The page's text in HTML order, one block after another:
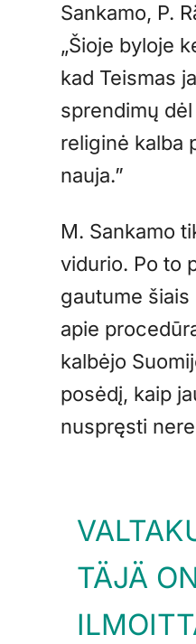
Sankamo, P.
„Šioje byloje
kad Teismas
sprendimų
religinė kalba
nauja.”
M. Sankamo
vidurio. Po to
gautume šiais
apie
kalbėjo
posėdį, kaip
nuspręsti
TÄJÄ